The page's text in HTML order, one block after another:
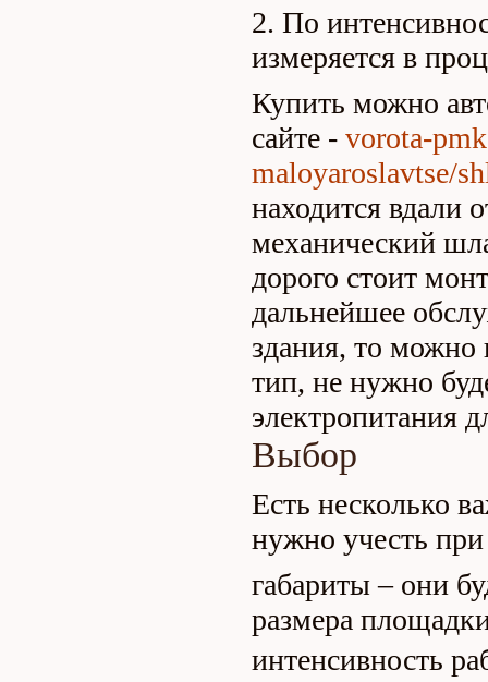
По
измеряется в
Купить можно
сайте - vorota-
maloyaroslavtse/
находится вдали
механический
дорого стоит
дальнейшее
здания, то можно
тип, не нужно
электропитания
Выбор
Есть несколько
нужно учесть
габариты – они
размера
интенсивность